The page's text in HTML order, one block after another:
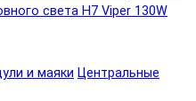
света H7 Viper 130W
и маяки Центральные